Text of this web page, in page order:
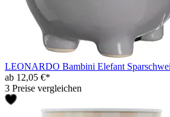
LEONARDO Bambini Elefant
ab 12,05 €*
3 Preise vergleichen